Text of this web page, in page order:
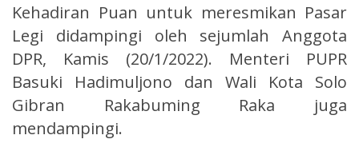
Kehadiran Puan untuk meresmikan Pasar
Legi didampingi oleh sejumlah Anggota
DPR, Kamis (20/1/2022). Menteri PUPR
Basuki Hadimuljono dan Wali Kota Solo
Gibran Rakabuming Raka juga
mendampingi.